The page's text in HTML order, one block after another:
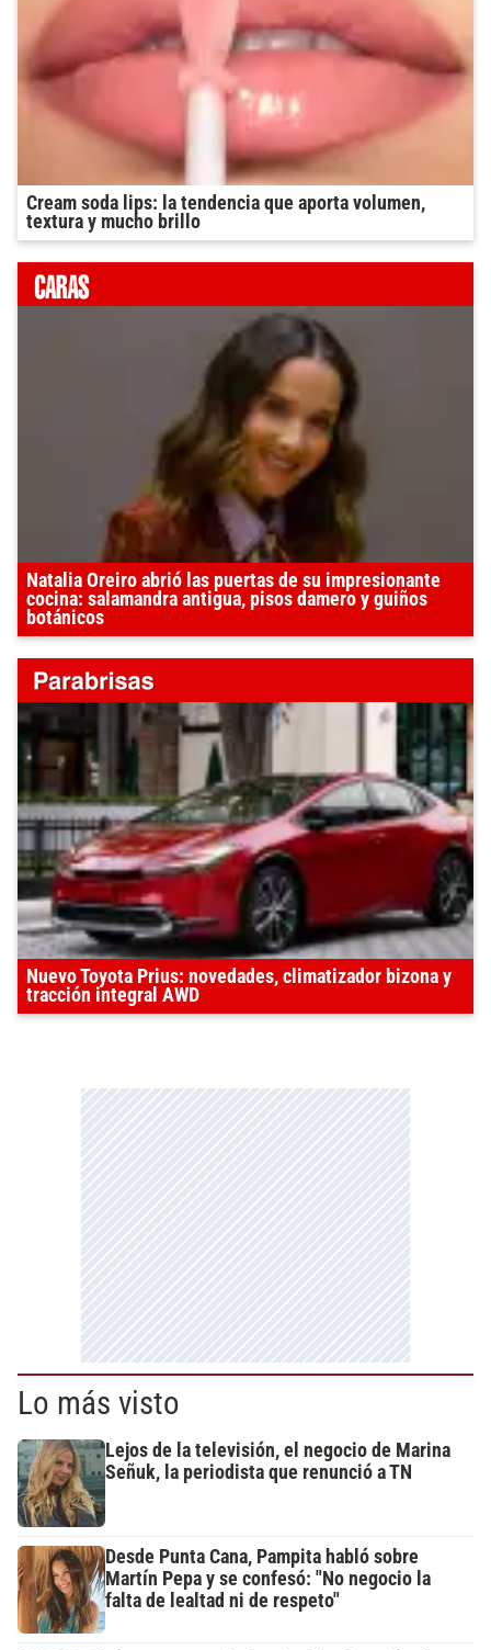
Cream soda lips: la tendencia que aporta volumen,
textura y mucho brillo
Natalia Oreiro abrió las puertas de su impresionante
cocina: salamandra antigua, pisos damero y guiños
botánicos
Nuevo Toyota Prius: novedades, climatizador bizona y
tracción integral AWD
Lo más visto
Lejos de la televisión, el negocio de Marina
Señuk, la periodista que renunció a TN
Desde Punta Cana, Pampita habló sobre
Martín Pepa y se confesó: "No negocio la
falta de lealtad ni de respeto"